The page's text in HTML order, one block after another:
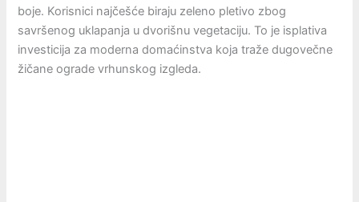
boje. Korisnici najčešće biraju zeleno pletivo zbog
savršenog uklapanja u dvorišnu vegetaciju. To je isplativa
investicija za moderna domaćinstva koja traže dugovečne
žičane ograde vrhunskog izgleda.